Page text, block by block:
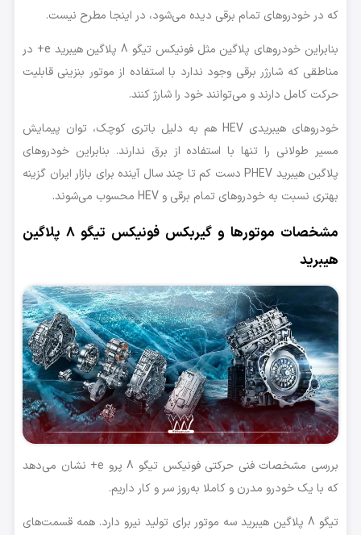
که در خودروهای تمام برقی دیده می‌شود، در اینجا مطرح نیست.
بنابراین خودروهای پلاگین مثل فونیکس تیگو 8 پلاگین هیبرید e+ در
مناطقی که شارژر برقی وجود ندارد با استفاده از موتور بنزینی قابلیت
حرکت کامل دارند و می‌توانند خود را شارژ کنند.
خودروهای هیبریدی HEV هم به دلیل باتری کوچک، توان پیمایش
مسیر طولانی را تنها با استفاده از برق ندارند. بنابراین خودروهای
پلاگین هیبرید PHEV دست کم تا چند سال آینده برای بازار ایران گزینه
بهتری نسبت به خودروهای تمام برقی و HEV محسوب می‌شوند.
مشخصات موتورها و گیربکس فونیکس تیگو 8 پلاگین
هیبرید
بررسی مشخصات فنی حرکتی فونیکس تیگو 8 پرو e+ نشان می‌دهد
که با یک خودرو مدرن و کاملا به‌روز سر و کار داریم.
تیگو 8 پلاگین هیبرید سه موتور برای تولید نیرو دارد. همه قسمت‌های